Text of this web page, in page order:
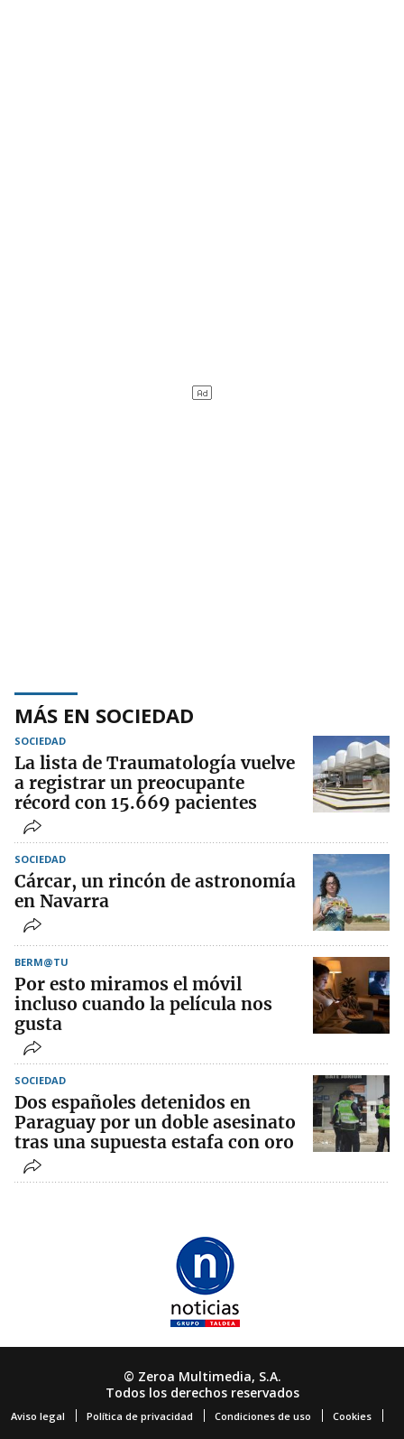
MÁS EN SOCIEDAD
SOCIEDAD
La lista de Traumatología vuelve
a registrar un preocupante
récord con 15.669 pacientes
SOCIEDAD
Cárcar, un rincón de astronomía
en Navarra
BERM@TU
Por esto miramos el móvil
incluso cuando la película nos
gusta
SOCIEDAD
Dos españoles detenidos en
Paraguay por un doble asesinato
tras una supuesta estafa con oro
© Zeroa Multimedia, S.A.
Todos los derechos reservados
Aviso legal Política de privacidad Condiciones de uso Cookies